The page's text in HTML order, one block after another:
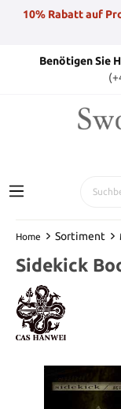
10% Rabatt auf
Benötigen Sie
Home Sortiment
Sidekick